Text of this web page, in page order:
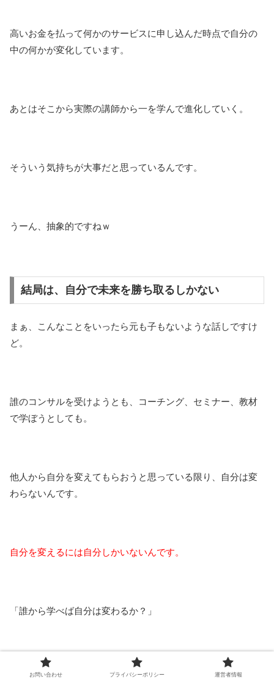
高いお金を払って何かのサービスに申し込んだ時点で自分の
中の何かが変化しています。
あとはそこから実際の講師から一を学んで進化していく。
そういう気持ちが大事だと思っているんです。
うーん、抽象的ですねｗ
結局は、自分で未来を勝ち取るしかない
まぁ、こんなことをいったら元も子もないような話しですけ
ど。
誰のコンサルを受けようとも、コーチング、セミナー、教材
で学ぼうとしても。
他人から自分を変えてもらおうと思っている限り、自分は変
わらないんです。
自分を変えるには自分しかいないんです。
「誰から学べば自分は変わるか？」
と考えている限り、本当の意味での変化は起きないように思
お問い合わせ プライバシーポリシー 運営者情報